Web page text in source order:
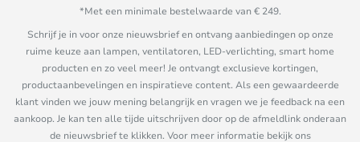
*Met een minimale bestelwaarde van € 249.
Schrijf je in voor onze nieuwsbrief en ontvang aanbiedingen op onze
ruime keuze aan lampen, ventilatoren, LED-verlichting, smart home
producten en zo veel meer! Je ontvangt exclusieve kortingen,
productaanbevelingen en inspiratieve content. Als een gewaardeerde
klant vinden we jouw mening belangrijk en vragen we je feedback na een
aankoop. Je kan ten alle tijde uitschrijven door op de afmeldlink onderaan
de nieuwsbrief te klikken. Voor meer informatie bekijk ons